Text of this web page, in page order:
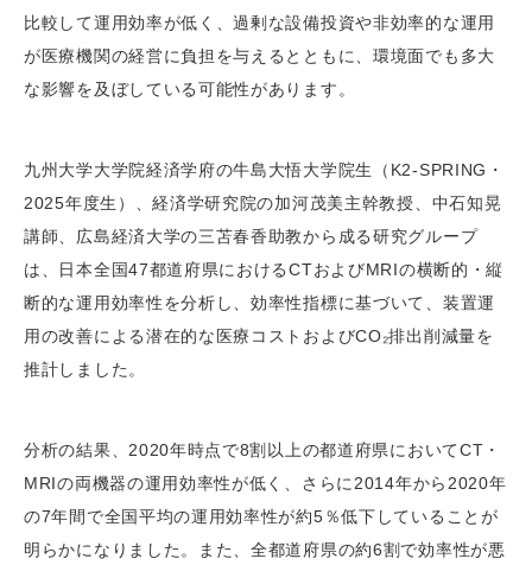
比較して運用効率が低く、過剰な設備投資や非効率的な運用
が医療機関の経営に負担を与えるとともに、環境面でも多大
な影響を及ぼしている可能性があります。
九州大学大学院経済学府の牛島大悟大学院生（K2-SPRING・
2025年度生）、経済学研究院の加河茂美主幹教授、中石知晃
講師、広島経済大学の三苫春香助教から成る研究グループ
は、日本全国47都道府県におけるCTおよびMRIの横断的・縦
断的な運用効率性を分析し、効率性指標に基づいて、装置運
用の改善による潜在的な医療コストおよびCO₂排出削減量を
推計しました。
分析の結果、2020年時点で8割以上の都道府県においてCT・
MRIの両機器の運用効率性が低く、さらに2014年から2020年
の7年間で全国平均の運用効率性が約5％低下していることが
明らかになりました。また、全都道府県の約6割で効率性が悪